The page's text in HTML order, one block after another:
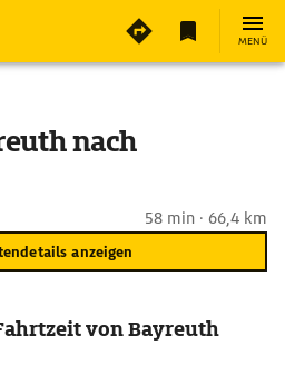
MENÜ
nach
58 min · 66,4 km
anzeigen
von Bayreuth